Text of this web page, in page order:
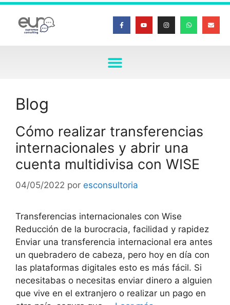
Blog
Cómo realizar transferencias
internacionales y abrir una
cuenta multidivisa con WISE
04/05/2022 por esconsultoria
Transferencias internacionales con Wise
Reducción de la burocracia, facilidad y rapidez
Enviar una transferencia internacional era antes
un quebradero de cabeza, pero hoy en día con
las plataformas digitales esto es más fácil. Si
necesitabas o necesitas enviar dinero a alguien
que vive en el extranjero o realizar un pago en